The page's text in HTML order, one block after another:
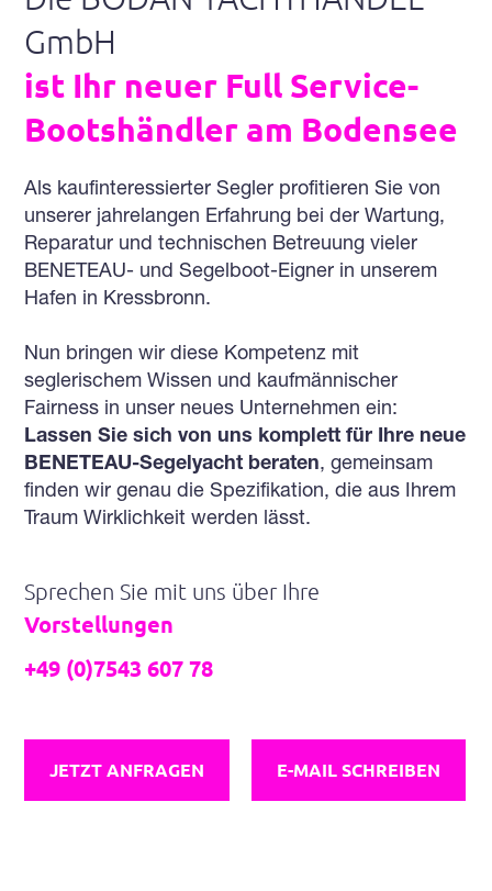
GmbH
ist Ihr neuer Full Service-
Bootshändler am Bodensee
Als kaufinteressierter Segler profitieren Sie von
unserer jahrelangen Erfahrung bei der Wartung,
Reparatur und technischen Betreuung vieler
BENETEAU- und Segelboot-Eigner in unserem
Hafen in Kressbronn.
Nun bringen wir diese Kompetenz mit
seglerischem Wissen und kaufmännischer
Fairness in unser neues Unternehmen ein:
Lassen Sie sich von uns komplett für Ihre neue
BENETEAU-Segelyacht beraten, gemeinsam
finden wir genau die Spezifikation, die aus Ihrem
Traum Wirklichkeit werden lässt.
Sprechen Sie mit uns über Ihre
Vorstellungen
+49 (0)7543 607 78
JETZT ANFRAGEN E-MAIL SCHREIBEN